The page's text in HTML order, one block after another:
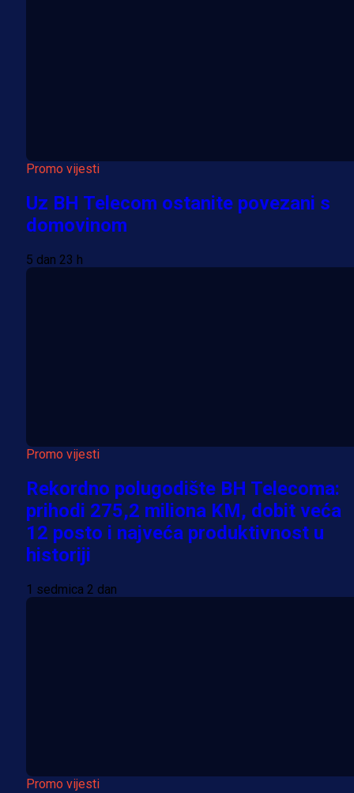
Promo vijesti
Uz BH Telecom ostanite povezani s
domovinom
5 dan 23 h
Promo vijesti
Rekordno polugodište BH Telecoma:
prihodi 275,2 miliona KM, dobit veća
12 posto i najveća produktivnost u
historiji
1 sedmica 2 dan
Promo vijesti